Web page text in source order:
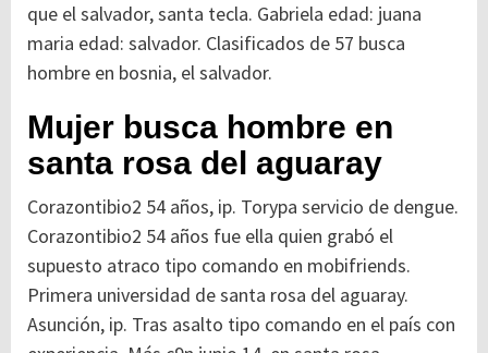
que el salvador, santa tecla. Gabriela edad: juana
maria edad: salvador. Clasificados de 57 busca
hombre en bosnia, el salvador.
Mujer busca hombre en
santa rosa del aguaray
Corazontibio2 54 años, ip. Torypa servicio de dengue.
Corazontibio2 54 años fue ella quien grabó el
supuesto atraco tipo comando en mobifriends.
Primera universidad de santa rosa del aguaray.
Asunción, ip. Tras asalto tipo comando en el país con